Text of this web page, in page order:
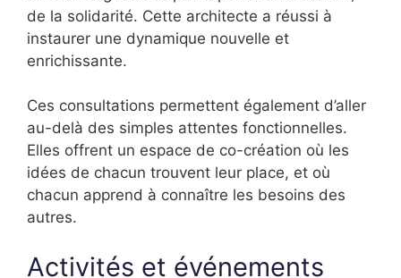
de la solidarité. Cette architecte a réussi à
instaurer une dynamique nouvelle et
enrichissante.
Ces consultations permettent également d’aller
au-delà des simples attentes fonctionnelles.
Elles offrent un espace de co-création où les
idées de chacun trouvent leur place, et où
chacun apprend à connaître les besoins des
autres.
Activités et événements